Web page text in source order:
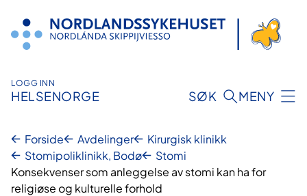
innhold
LOGG INN
HELSENORGE SØK MENY
Forside Avdelinger
Kirurgisk klinikk
Stomipoliklinikk, Bodø
Stomi
Konsekvenser som anleggelse av stomi kan ha for
religiøse og kulturelle forhold